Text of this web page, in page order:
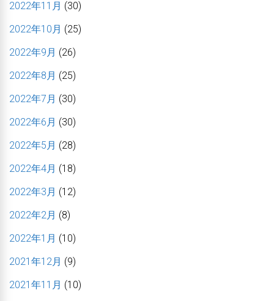
2022年11月 (30)
2022年10月 (25)
2022年9月 (26)
2022年8月 (25)
2022年7月 (30)
2022年6月 (30)
2022年5月 (28)
2022年4月 (18)
2022年3月 (12)
2022年2月 (8)
2022年1月 (10)
2021年12月 (9)
2021年11月 (10)